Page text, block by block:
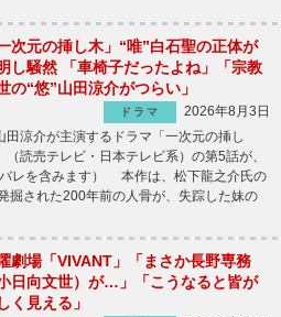
一次元の挿し木」“唯”白石聖の正体が
し騒然 「車椅子だったよね」「宗教
の“悠”山田涼介がつらい」
ドラマ
2026年8月3日
涼介が主演するドラマ「一次元の挿し
（読売テレビ・日本テレビ系）の第5話が、
レを含みます） 本作は、松下龍之介氏の
掘された200年前の人骨が、失踪した妹の
劇場「VIVANT」「まさか長野専務
小日向文世）が…」「こうなると皆が
く見える」